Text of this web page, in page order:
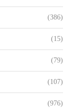
(386)
(15)
(79)
(107)
(976)